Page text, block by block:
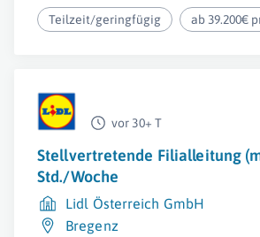
Teilzeit/geringfügig ab 39.200€
vor 30+ T
Stellvertretende Filialleitung
Std./Woche
Lidl Österreich GmbH
Bregenz